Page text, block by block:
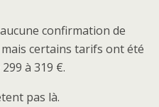
confirmation de
certains tarifs ont été
à 319 €.
pas là.